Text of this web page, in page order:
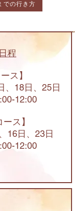
での行き方
程
ス】
、18日、25日
12:00
ース】
16日、23日
12:00